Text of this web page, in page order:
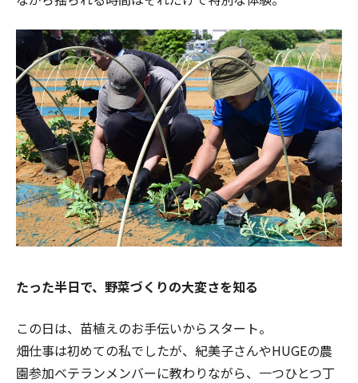
たった半日で、野菜づくりの大変さを知る
この日は、苗植えのお手伝いからスタート。
畑仕事は初めての私でしたが、紀美子さんやHUGEの農
園参加ベテランメンバーに教わりながら、一つひとつ丁